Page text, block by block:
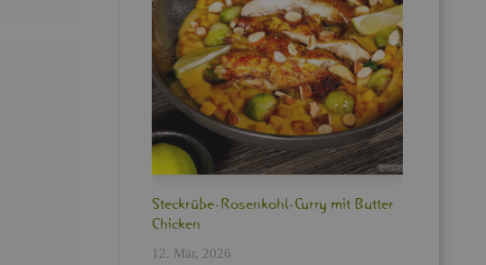
Steck­rü­be-Ro­sen­kohl-Curry mit But­ter
Chi­cken
12. Mär, 2026